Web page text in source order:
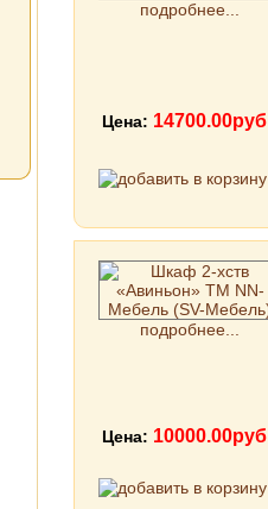
подробнее...
Цена: 14700.00руб
подробнее...
Цена: 10000.00руб